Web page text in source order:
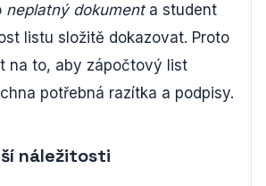
neplatný dokumenta student
listu složitě dokazovat. Proto
na to, aby zápočtový list
potřebná razítka a podpisy.
náležitosti